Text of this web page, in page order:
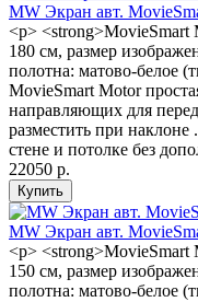
MW Экран авт.
<p> <strong>MovieSmart
180 см, размер
полотна: матово-белое
MovieSmart Motor
направляющих для
разместить при наклоне
стене и потолке без
22050 р.
MW Экран авт.
<p> <strong>MovieSmart
150 см, размер
полотна: матово-белое